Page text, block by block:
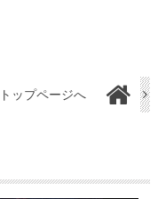
トップページへ